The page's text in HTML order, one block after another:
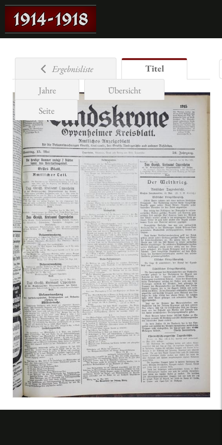
Ergebnisliste
Titel
Jahre
Übersicht
Seite